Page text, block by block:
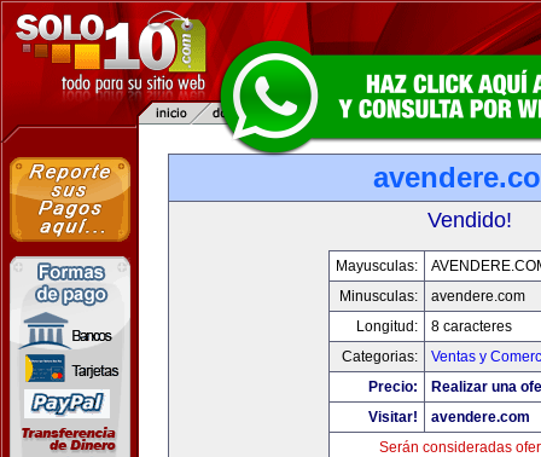
Vendido!
Mayusculas:
Minusculas:
avendere.com
Longitud:
8 caracteres
Categorias:
Ventas y
Precio:
Realizar una
Visitar!
avendere.com
Serán consideradas